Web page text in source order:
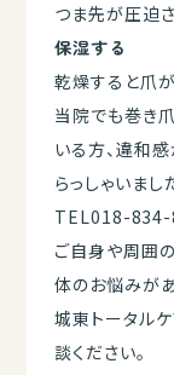
つま先が圧迫
保湿する
乾燥すると爪
当院でも巻き
いる方、違和
らっしゃいま
TEL018-
ご自身や周囲
体のお悩みが
城東トータル
談ください。